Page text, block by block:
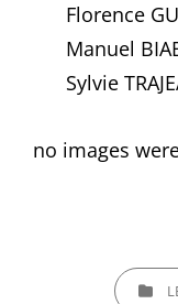
Florence
Manuel
Sylvie
no images